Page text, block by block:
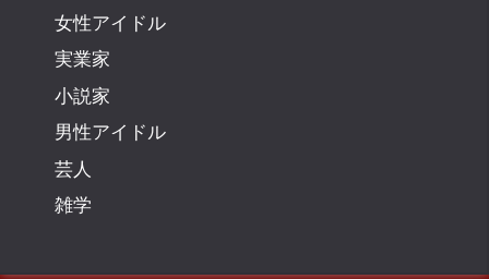
女性アイドル
実業家
小説家
男性アイドル
芸人
雑学